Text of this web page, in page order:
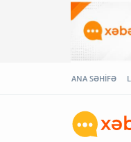
ANA SƏHİFƏ